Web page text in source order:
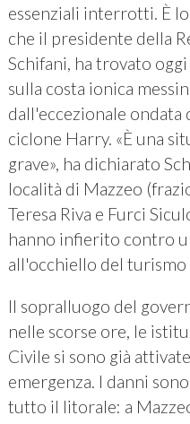
essenziali interrotti. È
che il presidente della
Schifani, ha trovato
sulla costa ionica
dall'eccezionale ondata
ciclone Harry. «È una
grave», ha dichiarato
località di Mazzeo
Teresa Riva e Furci
hanno infierito contro
all'occhiello del turismo
Il sopralluogo del
nelle scorse ore, le
Civile si sono già
emergenza. I danni
tutto il litorale: a